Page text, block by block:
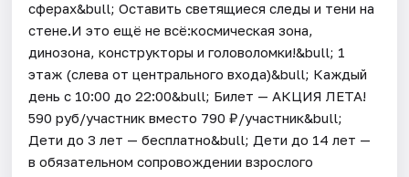
сферах&bull; Оставить светящиеся следы и тени на
стене.И это ещё не всё:космическая зона,
динозона, конструкторы и головоломки!&bull; 1
этаж (слева от центрального входа)&bull; Каждый
день с 10:00 до 22:00&bull; Билет — АКЦИЯ ЛЕТА!
590 руб/участник вместо 790 ₽/участник&bull;
Дети до 3 лет — бесплатно&bull; Дети до 14 лет —
в обязательном сопровождении взрослого